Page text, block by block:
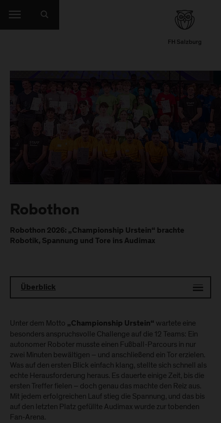
Robothon
Robothon 2026: „Championship Urstein“ brachte
Robotik, Spannung und Tore ins Audimax
Überblick
Unter dem Motto „Championship Urstein“ wartete eine
besonders anspruchsvolle Challenge auf die 12 Teams: Ein
autonomer Roboter musste einen Fußball-Parcours in nur
zwei Minuten bewältigen – und anschließend ein Tor erzielen.
Was auf den ersten Blick einfach klang, stellte sich schnell als
echte Herausforderung heraus. Es dauerte einige Zeit, bis die
ersten Treffer fielen – doch genau das machte den Reiz aus.
Mit jedem erfolgreichen Lauf stieg die Spannung, und das bis
auf den letzten Platz gefüllte Audimax wurde zur tobenden
Fan-Arena.